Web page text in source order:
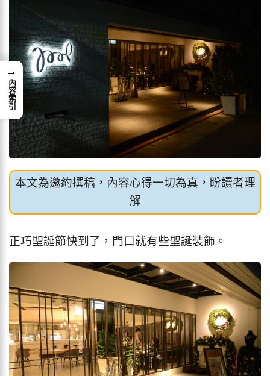
本文為邀約撰稿，內容心得一切為真，盼讀者理
解
正巧聖誕節快到了，門口就有些聖誕裝飾。
→
內容索引